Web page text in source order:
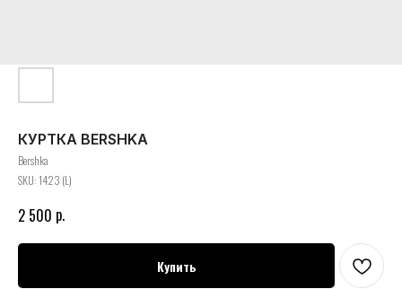
КУРТКА BERSHKA
Bershka
SKU:1423 (L)
2 500 р.
Купить